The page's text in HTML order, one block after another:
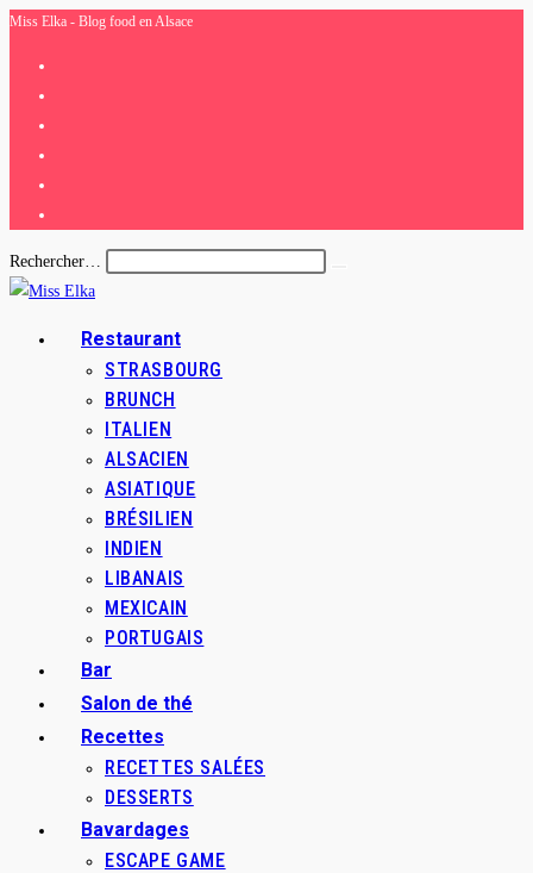
Skip
Miss Elka - Blog food en Alsace
Rechercher…
Restaurant
STRASBOURG
BRUNCH
ITALIEN
ALSACIEN
ASIATIQUE
BRÉSILIEN
INDIEN
LIBANAIS
MEXICAIN
PORTUGAIS
Bar
Salon de thé
Recettes
RECETTES SALÉES
DESSERTS
Bavardages
ESCAPE GAME